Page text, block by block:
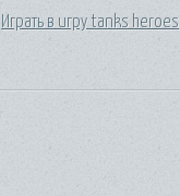
Играть в игру tanks heroes